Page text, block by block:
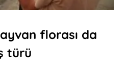
florası da
türü